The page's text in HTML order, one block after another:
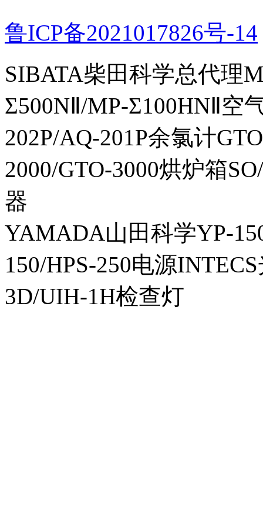
鲁ICP备2021017826号-14
SIBATA柴田科学总代理
Σ500NⅡ/MP-Σ100HNⅡ空
202P/AQ-201P余氯计
2000/GTO-3000烘炉箱
器
YAMADA山田科学YP-
150/HPS-250电源
3D/UIH-1H检查灯